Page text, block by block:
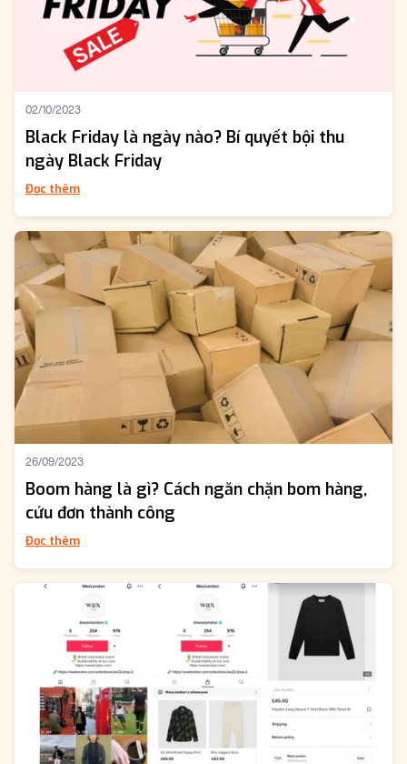
02/10/2023
Black Friday là ngày nào? Bí quyết bội thu
ngày Black Friday
Đọc thêm
26/09/2023
Boom hàng là gì? Cách ngăn chặn bom hàng,
cứu đơn thành công
Đọc thêm